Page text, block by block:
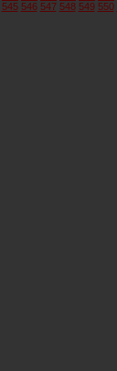
545 546 547 548 549 550